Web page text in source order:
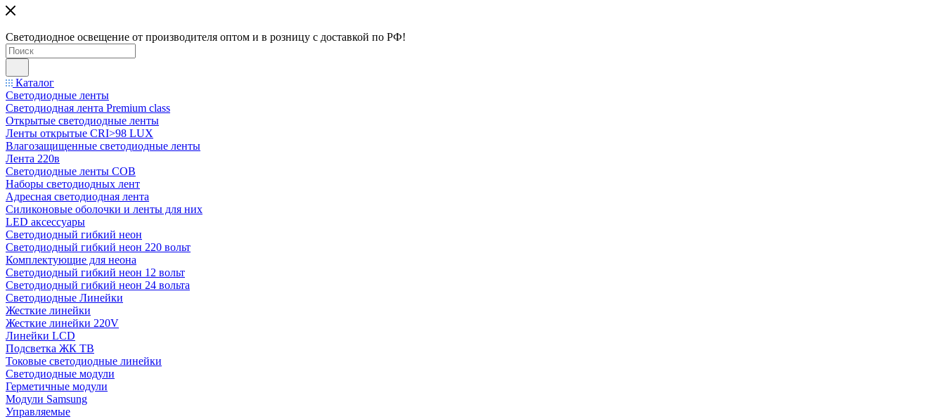
Светодиодное освещение от производителя оптом и в розницу с доставкой по РФ!
Каталог
Светодиодные ленты
Светодиодная лента Premium class
Открытые светодиодные ленты
Ленты открытые CRI>98 LUX
Влагозащищенные светодиодные ленты
Лента 220в
Светодиодные ленты COB
Наборы светодиодных лент
Адресная светодиодная лента
Силиконовые оболочки и ленты для них
LED аксессуары
Светодиодный гибкий неон
Светодиодный гибкий неон 220 вольт
Комплектующие для неона
Светодиодный гибкий неон 12 вольт
Светодиодный гибкий неон 24 вольта
Светодиодные Линейки
Жесткие линейки
Жесткие линейки 220V
Линейки LCD
Подсветка ЖК ТВ
Токовые светодиодные линейки
Светодиодные модули
Герметичные модули
Модули Samsung
Управляемые